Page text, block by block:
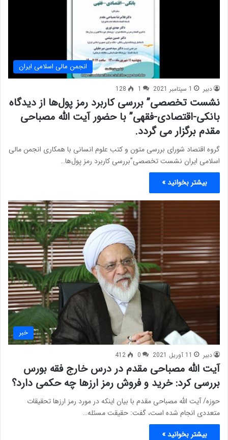
انجمن مالی اسلامی ایران
دبیر 1 سپتامبر 2021 1
128
نشست تخصصی” بررسی کاربرد رمز پول‌ها از دیدگاه
بانکی-اقتصادی-فقهی” با حضور آیت الله مصباحی
مقدم برگزار می گردد.
گروه اقتصاد شورای بررسی متون و کتب علوم انسانی با همکاری انجمن مالی
اسلامی ایران نشست تخصصی”بررسی کاربرد رمز پول‌ها…
بیشتر بخوانید »
خبر
دبیر 11 آوریل 2021 0
412
آیت الله مصباحی مقدم در درس خارج فقه بورس
بررسی کرد: خرید و فروش رمز ارزها چه حکمی دارد؟
حوزه/ آیت الله مصباحی مقدم با بیان اینکه در مورد رمز ارزها تحقیقات
متعددی انجام شده است، گفت: حقیقت مسئله…
بیشتر بخوانید »